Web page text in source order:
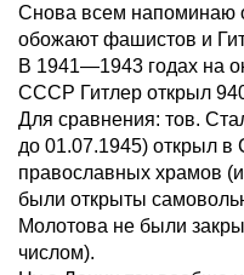
Снова всем напоминаю
обожают фашистов и
В 1941—1943 годах на
СССР Гитлер открыл
Для сравнения: тов.
до 01.07.1945) открыл
православных храмов
были открыты
Молотова не были
числом).